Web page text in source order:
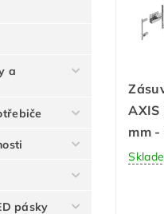
a
pásky
AXIS
mm